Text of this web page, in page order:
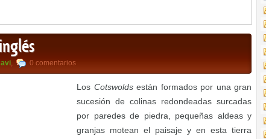
, 0 comentarios
Los Cotswoldsestán formados por una gran
sucesión de colinas redondeadas surcadas
por paredes de piedra, pequeñas aldeas y
granjas motean el paisaje y en esta tierra